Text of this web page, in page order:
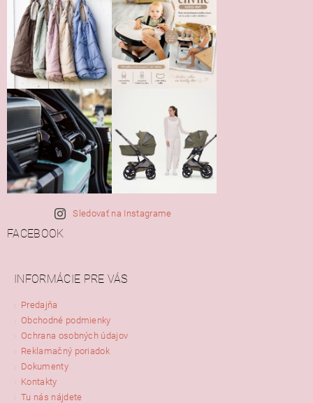
Sledovať na Instagrame
FACEBOOK
INFORMÁCIE PRE VÁS
Predajňa
Obchodné podmienky
Ochrana osobných údajov
Reklamačný poriadok
Dokumenty
Kontakty
Tu nás nájdete